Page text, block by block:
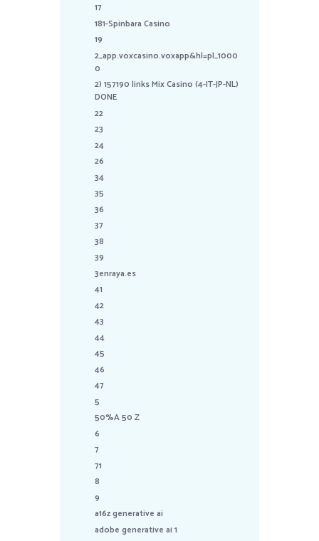
17
181-Spinbara Casino
19
2_app.voxcasino.voxapp&hl=pl_1000
0
2) 157190 links Mix Casino (4-IT-JP-NL)
DONE
22
23
24
26
34
35
36
37
38
39
3enraya.es
41
42
43
44
45
46
47
5
50%A 50 Z
6
7
71
8
9
a16z generative ai
adobe generative ai 1